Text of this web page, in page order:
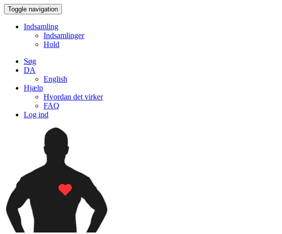
Toggle navigation
Indsamling
Indsamlinger
Hold
Søg
DA
English
Hjælp
Hvordan det virker
FAQ
Log ind